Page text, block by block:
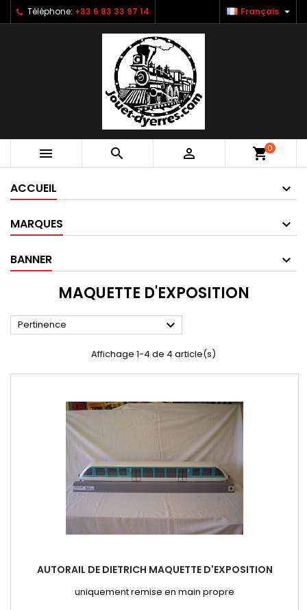
Téléphone: +33 6 83 33 97 14 Français 
   shopping_cart0
ACCUEIL
MARQUES
BANNER
MAQUETTE D'EXPOSITION
Pertinence 
Affichage 1-4 de 4 article(s)
AUTORAIL DE DIETRICH MAQUETTE D'EXPOSITION
uniquement remise en main propre